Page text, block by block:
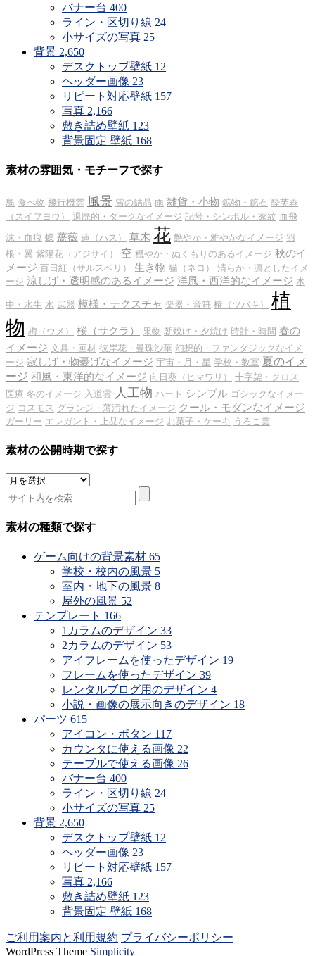
バナー台 400
ライン・区切り線 24
小サイズの写真 25
背景 2,650
デスクトップ壁紙 12
ヘッダー画像 23
リピート対応壁紙 157
写真 2,166
敷き詰め壁紙 123
背景固定 壁紙 168
素材の雰囲気・モチーフで探す
鳥 食べ物 飛行機雲 風景 雪の結晶 雨 雑貨・小物 鉱物・鉱石 酔芙蓉
（スイフヨウ）
退廃的・ダークなイメージ 記号・シンボル・家紋 血飛
沫・血痕 蝶 薔薇 蓮（ハス） 草木 花 艶やか・雅やかなイメージ 羽
根・翼 紫陽花（アジサイ） 空 穏やか・ぬくもりのあるイメージ 秋のイ
メージ 百日紅（サルスベリ） 生き物 猫（ネコ）
清らか・凛としたイメ
ージ 涼しげ・透明感のあるイメージ 洋風・西洋的なイメージ 水
中・水生 水 武器 模様・テクスチャ 楽器・音符 椿（ツバキ）
植
物 梅（ウメ） 桜（サクラ） 果物 朝焼け・夕焼け 時計・時間 春の
イメージ 文具・画材 彼岸花・曼珠沙華 幻想的・ファンタジックなイメ
ージ 寂しげ・物憂げなイメージ 宇宙・月・星 学校・教室 夏のイメ
ージ 和風・東洋的なイメージ 向日葵（ヒマワリ）
十字架・クロス
医療 冬のイメージ 入道雲 人工物 ハート シンプル ゴシックなイメー
ジ コスモス グランジ・薄汚れたイメージ クール・モダンなイメージ
ガーリー エレガント・上品なイメージ お菓子・ケーキ うろこ雲
素材の公開時期で探す
素
材
の
公
素材の種類で探す
ゲーム向けの背景素材 65
学校・校内の風景 5
室内・地下の風景 8
屋外の風景 52
テンプレート 166
1カラムのデザイン 33
2カラムのデザイン 53
アイフレームを使ったデザイン 19
フレームを使ったデザイン 39
レンタルブログ用のデザイン 4
小説・画像の展示向きのデザイン 18
パーツ 615
アイコン・ボタン 117
カウンタに使える画像 22
テーブルで使える画像 26
バナー台 400
ライン・区切り線 24
小サイズの写真 25
背景 2,650
デスクトップ壁紙 12
ヘッダー画像 23
リピート対応壁紙 157
写真 2,166
敷き詰め壁紙 123
背景固定 壁紙 168
ご利用案内と利用規約 プライバシーポリシー
WordPress Theme Simplicity